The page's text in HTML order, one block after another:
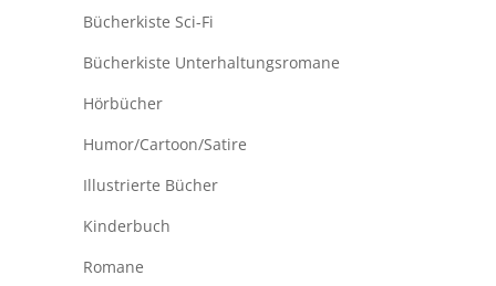
Bücherkiste Sci-Fi
Bücherkiste Unterhaltungsromane
Hörbücher
Humor/Cartoon/Satire
Illustrierte Bücher
Kinderbuch
Romane